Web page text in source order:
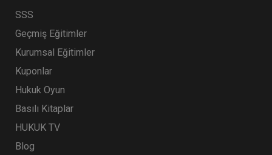
SSS
Geçmiş Eğitimler
Kurumsal Eğitimler
Kuponlar
Hukuk Oyun
Basılı Kitaplar
HUKUK TV
Blog